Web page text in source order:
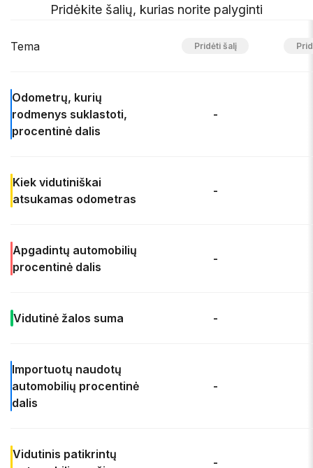
Pridėkite šalių, kurias norite palyginti
Tema
Odometrų, kurių
rodmenys suklastoti,
procentinė dalis
-
Kiek vidutiniškai
atsukamas odometras
-
Apgadintų automobilių
procentinė dalis
-
Vidutinė žalos suma -
Importuotų naudotų
automobilių procentinė
dalis
-
Vidutinis patikrintų
-